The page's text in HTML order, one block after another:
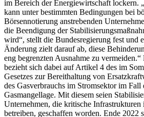
im Bereich der Energiewirtschaft lockern.
kann unter bestimmten Bedingungen bei
Börsennotierung anstrebenden
die Beendigung der
wird“, stellt die Bundesregierung fest und
Änderung zielt darauf ab, diese
eng begrenzten Ausnahme zu
bezieht sich dabei auf Artikel 4 des im
Gesetzes zur Bereithaltung von
des Gasverbrauchs im Stromsektor im Fall
Gasmangellage. Mit diesem seien
Unternehmen, die kritische Infrastrukturen
betreiben, geschaffen worden. Ende 2022